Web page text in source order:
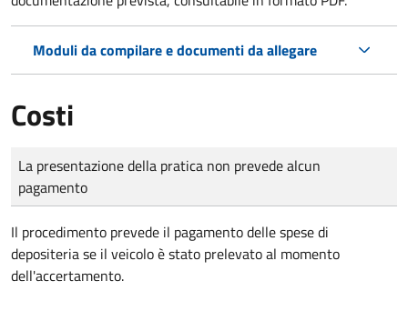
Moduli da compilare e documenti da allegare
Costi
Tipo di pagamento
Importo
La presentazione della pratica non prevede alcun
pagamento
Il procedimento prevede il pagamento delle spese di
depositeria se il veicolo è stato prelevato al momento
dell'accertamento.